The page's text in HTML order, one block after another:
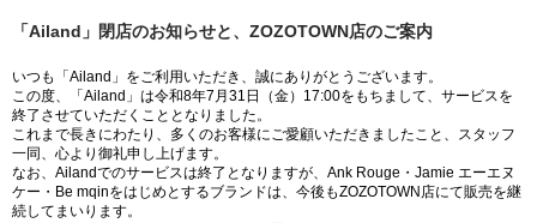
「Ailand」閉店のお知らせと、ZOZOTOWN店のご案内
いつも「Ailand」をご利用いただき、誠にありがとうございます。
この度、「Ailand」は令和8年7月31日（金）17:00をもちまして、サービスを
終了させていただくこととなりました。
これまで長きにわたり、多くのお客様にご愛顧いただきましたこと、スタッフ
一同、心より御礼申し上げます。
なお、Ailandでのサービスは終了となりますが、Ank Rouge・Jamie エーエヌ
ケー・Be mqinをはじめとするブランドは、今後もZOZOTOWN店にて販売を継
続してまいります。